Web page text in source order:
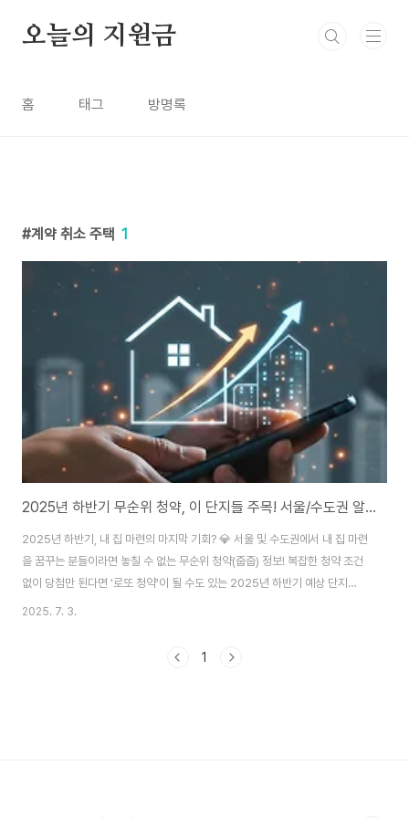
오늘의 지원금
홈 태그 방명록
계약 취소 주택 1
2025년 하반기 무순위 청약, 이 단지들 주목! 서울/수도권 알짜 '줍줍' 총정리.
2025년 하반기, 내 집 마련의 마지막 기회? 💎 서울 및 수도권에서 내 집 마련
을 꿈꾸는 분들이라면 놓칠 수 없는 무순위 청약(줍줍) 정보! 복잡한 청약 조건
없이 당첨만 된다면 '로또 청약'이 될 수도 있는 2025년 하반기 예상 단지
TOP 5와 성공 전략을 지금 바로 확인해 보세요! 청약홈 바로가기! 요즘 내 집
나 수도권에서 새 아파트를 얻는 건 하늘의 별 따기 같다는 생각, 저만 하는 거
2025. 7. 3.
1